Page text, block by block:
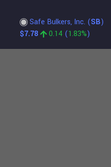
Safe Bulkers, Inc. (SB)
$7.78 0.14 (1.83%)